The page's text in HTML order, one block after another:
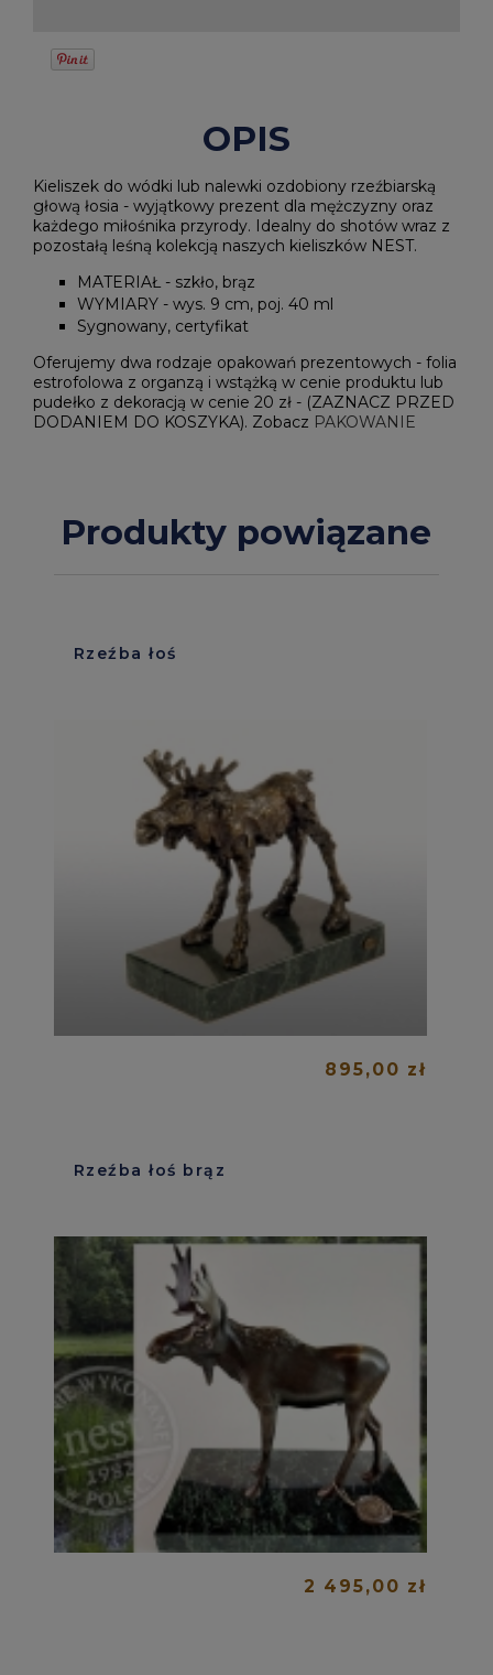
OPIS
Kieliszek do wódki lub nalewki ozdobiony rzeźbiarską
głową łosia - wyjątkowy prezent dla mężczyzny oraz
każdego miłośnika przyrody. Idealny do shotów wraz z
pozostałą leśną kolekcją naszych kieliszków NEST.
MATERIAŁ - szkło, brąz
WYMIARY - wys. 9 cm, poj. 40 ml
Sygnowany, certyfikat
Oferujemy dwa rodzaje opakowań prezentowych - folia
estrofolowa z organzą i wstążką w cenie produktu lub
pudełko z dekoracją w cenie 20 zł - (ZAZNACZ PRZED
DODANIEM DO KOSZYKA). Zobacz PAKOWANIE
Produkty powiązane
Rzeźba łoś
895,00 zł
Rzeźba łoś brąz
2 495,00 zł